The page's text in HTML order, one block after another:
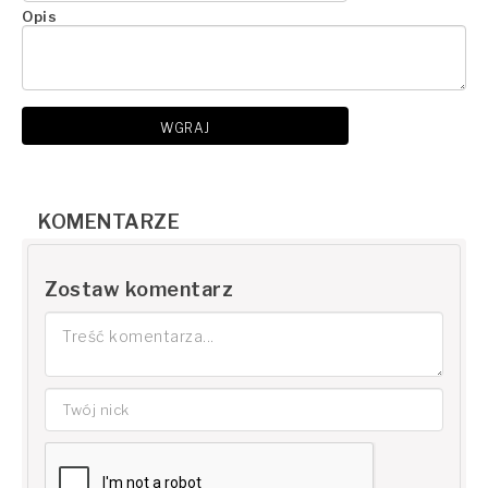
Opis
WGRAJ
KOMENTARZE
Zostaw komentarz